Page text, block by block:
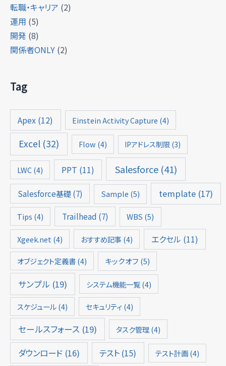
転職・キャリア (2)
運用 (5)
開発 (8)
関係者ONLY (2)
Tag
Apex (12) Einstein Activity Capture (4)
Excel(32) Flow (4) IPアドレス制限 (3)
LWC(4) PPT (11) Salesforce(41)
Salesforce基礎(7) Sample (5) template(17)
Tips (4) Trailhead (7) WBS (5)
Xgeek.net (4) おすすめ記事(4) エクセル (11)
オブジェクト定義書(4) キックオフ (5)
サンプル (19) システム機能一覧(4)
スケジュール(4) セキュリティ (4)
セールスフォース (19) タスク管理(4)
ダウンロード(16) テスト (15) テスト計画(4)